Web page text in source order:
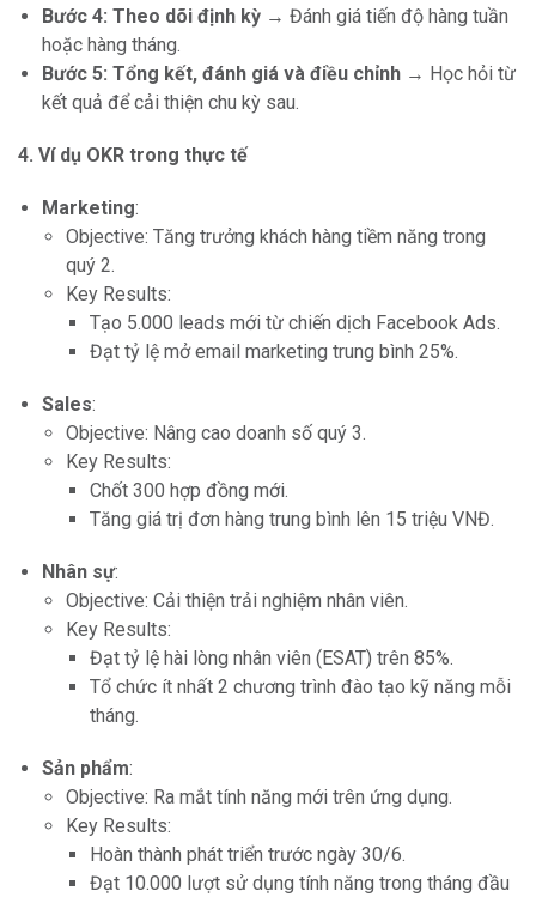
Bước 4: Theo dõi định kỳ → Đánh giá tiến độ hàng tuần
hoặc hàng tháng.
Bước 5: Tổng kết, đánh giá và điều chỉnh → Học hỏi từ
kết quả để cải thiện chu kỳ sau.
4. Ví dụ OKR trong thực tế
Marketing:
Objective: Tăng trưởng khách hàng tiềm năng trong
quý 2.
Key Results:
Tạo 5.000 leads mới từ chiến dịch Facebook Ads.
Đạt tỷ lệ mở email marketing trung bình 25%.
Sales:
Objective: Nâng cao doanh số quý 3.
Key Results:
Chốt 300 hợp đồng mới.
Tăng giá trị đơn hàng trung bình lên 15 triệu VNĐ.
Nhân sự:
Objective: Cải thiện trải nghiệm nhân viên.
Key Results:
Đạt tỷ lệ hài lòng nhân viên (ESAT) trên 85%.
Tổ chức ít nhất 2 chương trình đào tạo kỹ năng mỗi
tháng.
Sản phẩm:
Objective: Ra mắt tính năng mới trên ứng dụng.
Key Results:
Hoàn thành phát triển trước ngày 30/6.
Đạt 10.000 lượt sử dụng tính năng trong tháng đầu